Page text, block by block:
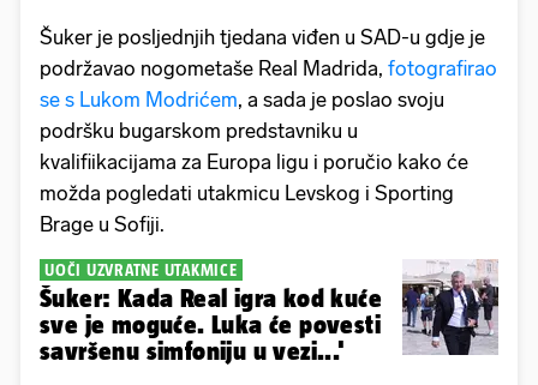
Šuker je posljednjih tjedana viđen u SAD-u gdje je
podržavao nogometaše Real Madrida, fotografirao
se s Lukom Modrićem, a sada je poslao svoju
podršku bugarskom predstavniku u
kvalifiikacijama za Europa ligu i poručio kako će
možda pogledati utakmicu Levskog i Sporting
Brage u Sofiji.
UOČI UZVRATNE UTAKMICE
Šuker: Kada Real igra kod kuće
sve je moguće. Luka će povesti
savršenu simfoniju u vezi...'